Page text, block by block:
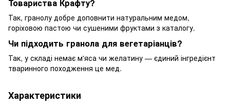
Товариства Крафту?
Так, гранолу добре доповнити натуральним медом,
горіховою пастою чи сушеними фруктами з каталогу.
Чи підходить гранола для вегетаріанців?
Так, у складі немає м'яса чи желатину — єдиний інгредієнт
тваринного походження це мед.
Характеристики